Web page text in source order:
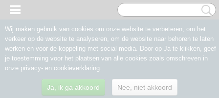
Wij maken gebruik van cookies om onze website te verbeteren, om het
verkeer op de website te analyseren, om de website naar behoren te laten
werken en voor de koppeling met social media. Door op Ja te klikken, geef
je toestemming voor het plaatsen van alle cookies zoals omschreven in
onze privacy- en cookieverklaring.
Ja, ik ga akkoord Nee, niet akkoord